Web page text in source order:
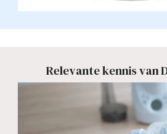
Relevante kennis van